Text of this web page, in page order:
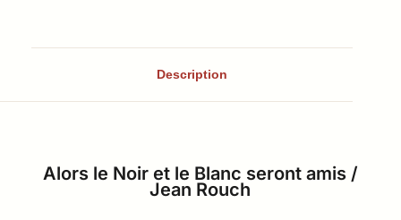
Description
Alors le Noir et le Blanc seront amis /
Jean Rouch